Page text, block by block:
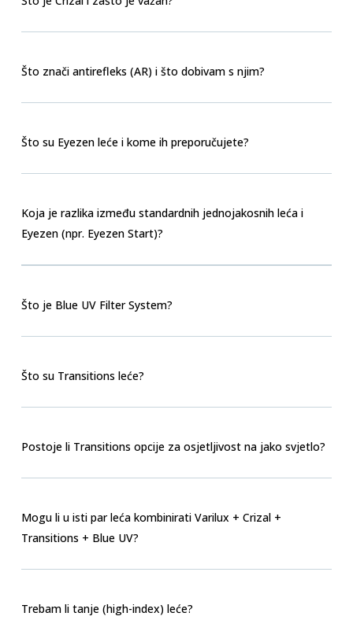
Što znači antirefleks (AR) i što dobivam s njim?
Što su Eyezen leće i kome ih preporučujete?
Koja je razlika između standardnih jednojakosnih leća i
Eyezen (npr. Eyezen Start)?
Što je Blue UV Filter System?
Što su Transitions leće?
Postoje li Transitions opcije za osjetljivost na jako svjetlo?
Mogu li u isti par leća kombinirati Varilux + Crizal +
Transitions + Blue UV?
Trebam li tanje (high-index) leće?